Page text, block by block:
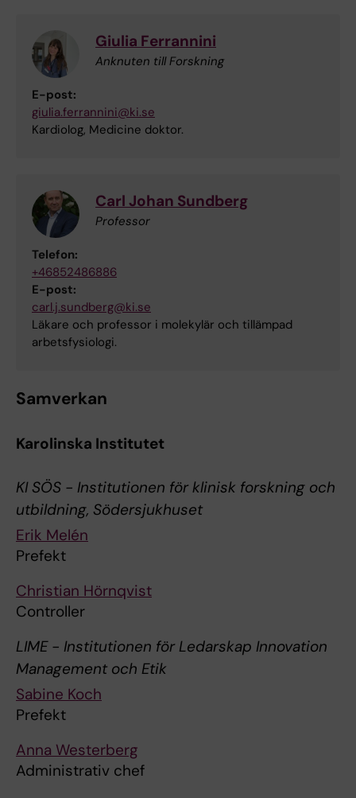
Giulia Ferrannini
Anknuten till Forskning
E-post:
giulia.ferrannini@ki.se
Kardiolog, Medicine doktor.
Carl Johan Sundberg
Professor
Telefon:
+46852486886
E-post:
carl.j.sundberg@ki.se
Läkare och professor i molekylär och tillämpad
arbetsfysiologi.
Samverkan
Karolinska Institutet
KI SÖS - Institutionen för klinisk forskning och
utbildning, Södersjukhuset
Erik Melén
Prefekt
Christian Hörnqvist
Controller
LIME - Institutionen för Ledarskap Innovation
Management och Etik
Sabine Koch
Prefekt
Anna Westerberg
Administrativ chef